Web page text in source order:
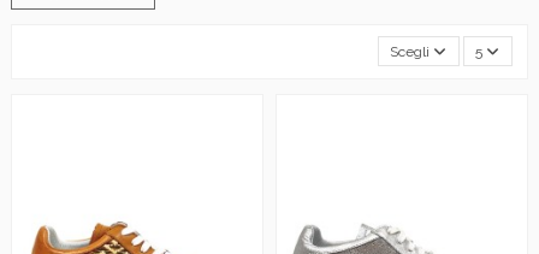
Scegli 5